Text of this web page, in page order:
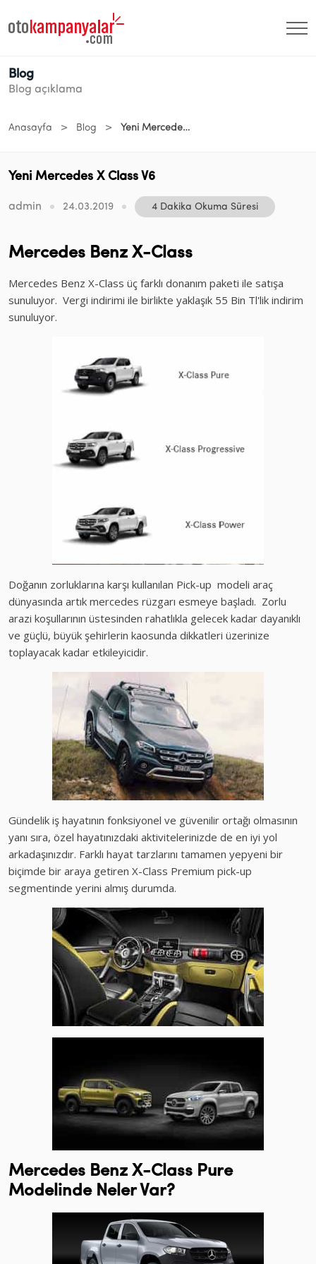
Blog
Blog açıklama
Anasayfa > Blog > Yeni Mercedes X Class V6
Yeni Mercedes X Class V6
admin 24.03.2019 4 Dakika Okuma Süresi
Mercedes Benz X-Class
Mercedes Benz X-Class üç farklı donanım paketi ile satışa
sunuluyor. Vergi indirimi ile birlikte yaklaşık 55 Bin Tl'lik indirim
sunuluyor.
Doğanın zorluklarına karşı kullanılan Pick-up modeli araç
dünyasında artık mercedes rüzgarı esmeye başladı. Zorlu
arazi koşullarının üstesinden rahatlıkla gelecek kadar dayanıklı
ve güçlü, büyük şehirlerin kaosunda dikkatleri üzerinize
toplayacak kadar etkileyicidir.
Gündelik iş hayatının fonksiyonel ve güvenilir ortağı olmasının
yanı sıra, özel hayatınızdaki aktivitelerinizde de en iyi yol
arkadaşınızdır. Farklı hayat tarzlarını tamamen yepyeni bir
biçimde bir araya getiren X-Class Premium pick-up
segmentinde yerini almış durumda.
Mercedes Benz X-Class Pure
Modelinde Neler Var?